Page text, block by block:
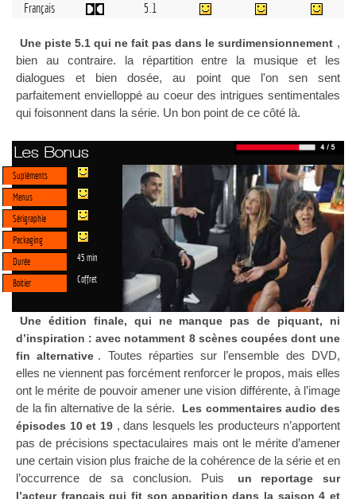
Français
5.1
Une piste 5.1 qui ne fait pas dans le surdimensionnement ,
bien au contraire. la répartition entre la musique et les
dialogues et bien dosée, au point que l'on sen sent
parfaitement envielloppé au coeur des intrigues sentimentales
qui foisonnent dans la série. Un bon point de ce côté là.
Les Bonus
Supléments
Menus
Sérigraphie
Packaging
Durée
45 min
Boitier Coffret
Une édition finale, qui ne manque pas de piquant, ni
d’inspiration : avec notamment 8 scènes coupées dont une
fin alternative . Toutes réparties sur l’ensemble des DVD,
elles ne viennent pas forcément renforcer le propos, mais elles
ont le mérite de pouvoir amener une vision différente, à l’image
de la fin alternative de la série.
Les commentaires audio des
épisodes 10 et 19 , dans lesquels les producteurs n’apportent
pas de précisions spectaculaires mais ont le mérite d’amener
une certain vision plus fraiche de la cohérence de la série et en
l’occurrence de sa conclusion. Puis
un reportage sur
l’acteur français qui fit son apparition dans la saison 4 et